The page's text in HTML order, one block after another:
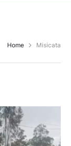
Home Misicata